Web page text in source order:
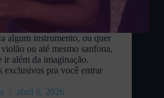
algum instrumento, ou quer
ou até mesmo sanfona,
ir além da imaginação.
exclusivos pra você entrar
abril 6, 2026